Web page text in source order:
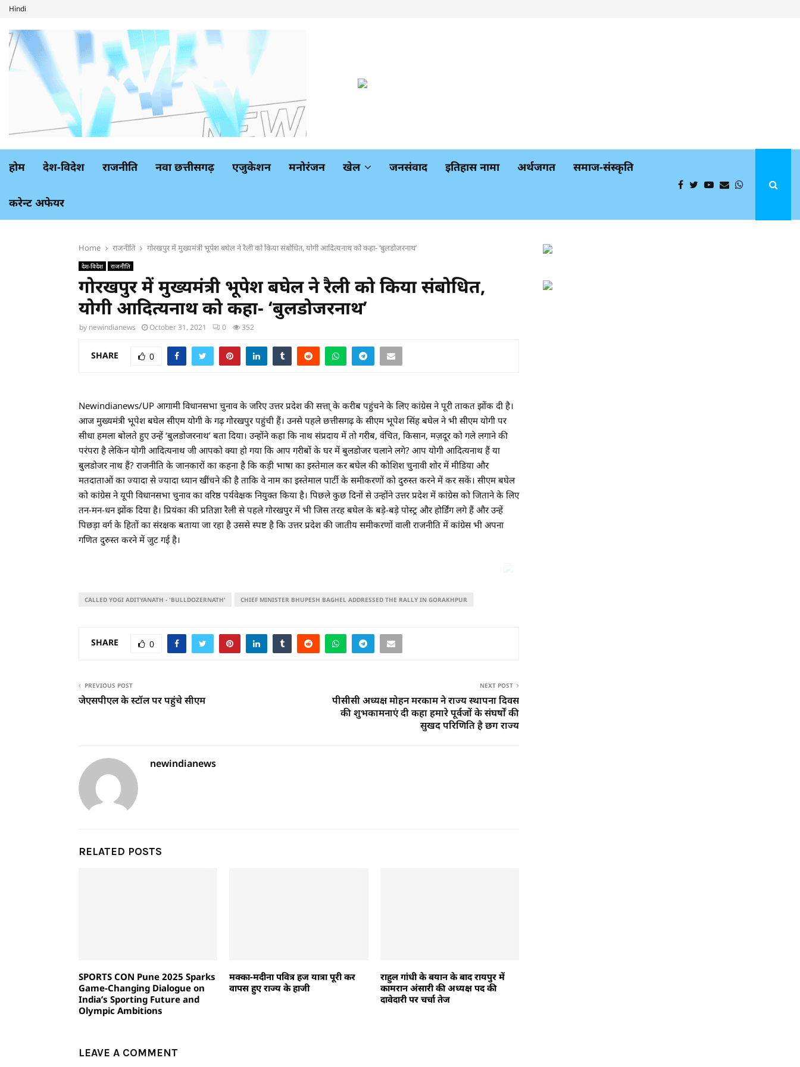
Hindi
होम देश-विदेश राजनीति नवा छत्तीसगढ़ एजुकेशन मनोरंजन खेल जनसंवाद इतिहास नामा अर्थजगत समाज-संस्कृति
करेन्ट अफेयर
Home राजनीति गोरखपुर में मुख्यमंत्री भूपेश बघेल ने रैली को किया संबोधित, योगी आदित्यनाथ को कहा- ‘बुलडोजरनाथ’
देश-विदेश राजनीति
गोरखपुर में मुख्यमंत्री भूपेश बघेल ने रैली को किया संबोधित,
योगी आदित्यनाथ को कहा- ‘बुलडोजरनाथ’
by newindianews October 31, 2021 0 352
SHARE 0
Newindianews/UP आगामी विधानसभा चुनाव के जरिए उत्तर प्रदेश की सत्ता् के करीब पहुंचने के लिए कांग्रेस ने पूरी ताकत झोंक दी है।
आज मुख्यमंत्री भूपेश बघेल सीएम योगी के गढ़ गोरखपुर पहुंची हैं। उनसे पहले छत्तीसगढ़ के सीएम भूपेश सिंह बघेल ने भी सीएम योगी पर
सीधा हमला बोलते हुए उन्हें ‘बुलडोजरनाथ’ बता दिया। उन्होंने कहा कि नाथ संप्रदाय में तो गरीब, वंचित, किसान, मज़दूर को गले लगाने की
परंपरा है लेकिन योगी आदित्यनाथ जी आपको क्या हो गया कि आप गरीबों के घर में बुलडोजर चलाने लगे? आप योगी आदित्यनाथ हैं या
बुलडोजर नाथ हैं? राजनीति के जानकारों का कहना है कि कड़ी भाषा का इस्‍तेमाल कर बघेल की कोशिश चुनावी शोर में मीडिया और
मतदाताओं का ज्‍यादा से ज्‍यादा ध्‍यान खींचने की है ताकि वे नाम का इस्‍तेमाल पार्टी के समीकरणों को दुरुस्‍त करने में कर सकें। सीएम बघेल
को कांग्रेस ने यूपी विधानसभा चुनाव का वरिष्ठ पर्यवेक्षक नियुक्त किया है। पिछले कुछ दिनों से उन्होंने उत्तर प्रदेश में कांग्रेस को जिताने के लिए
तन-मन-धन झोंक दिया है। प्रियंका की प्रतिज्ञा रैली से पहले गोरखपुर में भी जिस तरह बघेल के बड़े-बड़े पोस्ट्र और होर्डिंग लगे हैं और उन्हें
पिछड़ा वर्ग के हितों का संरक्षक बताया जा रहा है उससे स्पष्ट है कि उत्तर प्रदेश की जातीय समीकरणों वाली राजनीति में कांग्रेस भी अपना
गणित दुरुस्त करने में जुट गई है।
CALLED YOGI ADITYANATH - 'BULLDOZERNATH' CHIEF MINISTER BHUPESH BAGHEL ADDRESSED THE RALLY IN GORAKHPUR
SHARE 0
PREVIOUS POST
जेएसपीएल के स्टॉल पर पहुंचे सीएम
NEXT POST
पीसीसी अध्यक्ष मोहन मरकाम ने राज्य स्थापना दिवस
की शुभकामनाएं दी कहा हमारे पूर्वजों के संघर्षों की
सुखद परिणिति है छग राज्य
newindianews
RELATED POSTS
SPORTS CON Pune 2025 Sparks
Game-Changing Dialogue on
India’s Sporting Future and
Olympic Ambitions
मक्का-मदीना पवित्र हज यात्रा पूरी कर
वापस हुए राज्य के हाजी
राहुल गांधी के बयान के बाद रायपुर में
कामरान अंसारी की अध्यक्ष पद की
दावेदारी पर चर्चा तेज
LEAVE A COMMENT